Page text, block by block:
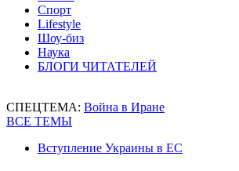
Спорт
Lifestyle
Шоу-биз
Наука
БЛОГИ ЧИТАТЕЛЕЙ
СПЕЦТЕМА: Война в Иране
ВСЕ ТЕМЫ
Вступление Украины в ЕС